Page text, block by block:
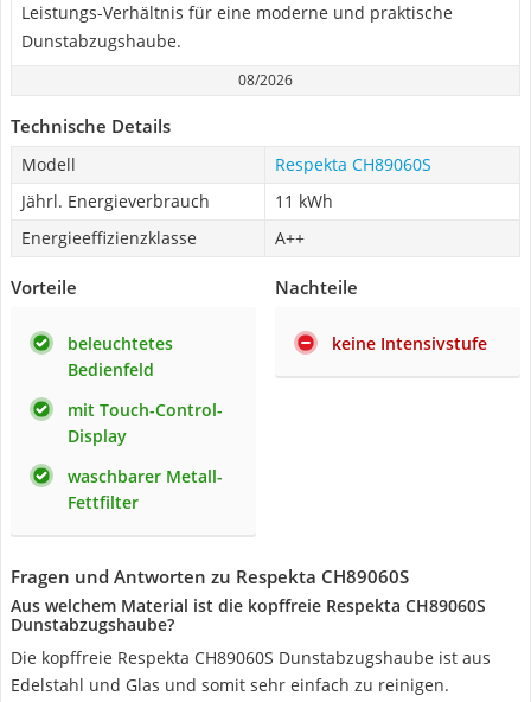
Leistungs-Verhältnis für eine moderne und praktische
Dunstabzugshaube.
08/2026
Technische Details
Modell
Respekta CH89060S
Jährl. Energieverbrauch
11 kWh
Energieeffizienzklasse
A++
Vorteile
beleuchtetes
Bedienfeld
mit Touch-Control-
Display
waschbarer Metall-
Fettfilter
Nachteile
keine Intensivstufe
Fragen und Antworten zu Respekta CH89060S
Aus welchem Material ist die kopffreie Respekta CH89060S
Dunstabzugshaube?
Die kopffreie Respekta CH89060S Dunstabzugshaube ist aus
Edelstahl und Glas und somit sehr einfach zu reinigen.